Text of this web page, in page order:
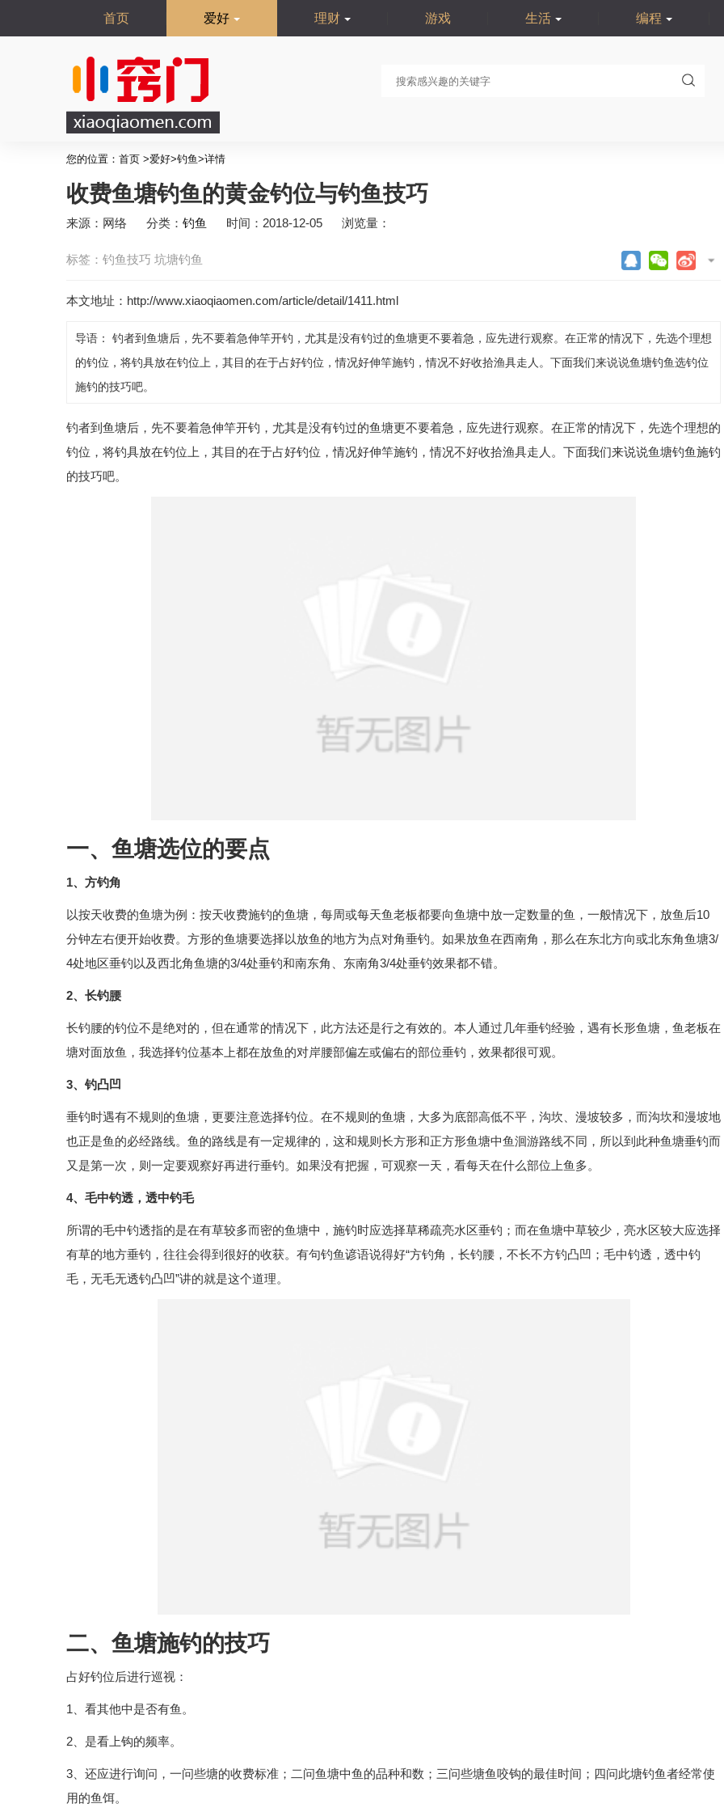
首页 爱好 理财 游戏 生活 编程
您的位置： 首页 >爱好>钓鱼>详情
收费鱼塘钓鱼的黄金钓位与钓鱼技巧
来源：网络 分类： 钓鱼 时间：2018-12-05 浏览量：
标签： 钓鱼技巧 坑塘钓鱼
本文地址：http://www.xiaoqiaomen.com/article/detail/1411.html
导语： 钓者到鱼塘后，先不要着急伸竿开钓，尤其是没有钓过的鱼塘更不要着急，应先进行观察。在正常的情况下，先选个理想
的钓位，将钓具放在钓位上，其目的在于占好钓位，情况好伸竿施钓，情况不好收拾渔具走人。下面我们来说说鱼塘钓鱼选钓位
施钓的技巧吧。
钓者到鱼塘后，先不要着急伸竿开钓，尤其是没有钓过的鱼塘更不要着急，应先进行观察。在正常的情况下，先选个理想的
钓位，将钓具放在钓位上，其目的在于占好钓位，情况好伸竿施钓，情况不好收拾渔具走人。下面我们来说说鱼塘钓鱼施钓
的技巧吧。
一、鱼塘选位的要点
1、方钓角
以按天收费的鱼塘为例：按天收费施钓的鱼塘，每周或每天鱼老板都要向鱼塘中放一定数量的鱼，一般情况下，放鱼后10
分钟左右便开始收费。方形的鱼塘要选择以放鱼的地方为点对角垂钓。如果放鱼在西南角，那么在东北方向或北东角鱼塘3/
4处地区垂钓以及西北角鱼塘的3/4处垂钓和南东角、东南角3/4处垂钓效果都不错。
2、长钓腰
长钓腰的钓位不是绝对的，但在通常的情况下，此方法还是行之有效的。本人通过几年垂钓经验，遇有长形鱼塘，鱼老板在
塘对面放鱼，我选择钓位基本上都在放鱼的对岸腰部偏左或偏右的部位垂钓，效果都很可观。
3、钓凸凹
垂钓时遇有不规则的鱼塘，更要注意选择钓位。在不规则的鱼塘，大多为底部高低不平，沟坎、漫坡较多，而沟坎和漫坡地
也正是鱼的必经路线。鱼的路线是有一定规律的，这和规则长方形和正方形鱼塘中鱼洄游路线不同，所以到此种鱼塘垂钓而
又是第一次，则一定要观察好再进行垂钓。如果没有把握，可观察一天，看每天在什么部位上鱼多。
4、毛中钓透，透中钓毛
所谓的毛中钓透指的是在有草较多而密的鱼塘中，施钓时应选择草稀疏亮水区垂钓；而在鱼塘中草较少，亮水区较大应选择
有草的地方垂钓，往往会得到很好的收获。有句钓鱼谚语说得好“方钓角，长钓腰，不长不方钓凸凹；毛中钓透，透中钓
毛，无毛无透钓凸凹”讲的就是这个道理。
二、鱼塘施钓的技巧
占好钓位后进行巡视：
1、看其他中是否有鱼。
2、是看上钩的频率。
3、还应进行询问，一问些塘的收费标准；二问鱼塘中鱼的品种和数；三问些塘鱼咬钩的最佳时间；四问此塘钓鱼者经常使
用的鱼饵。